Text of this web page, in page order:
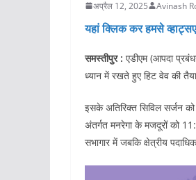
अप्रैल 12, 2025 Avinash
यहां क्लिक कर हमसे
समस्तीपुर : एडीएम (आपदा
ध्यान में रखते हुए हिट वेव की
इसके अतिरिक्त सिविल सर्जन को
अंतर्गत मनरेगा के मजदूरों को
सभागार में जबकि क्षेत्रीय